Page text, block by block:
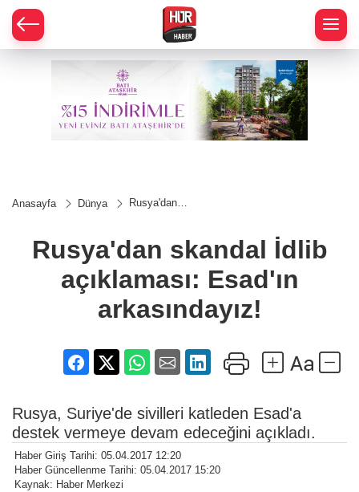
Anasayfa Dünya
Rusya'dan
Esad'ın
arkasındayız!
Rusya'dan skandal İdlib
açıklaması: Esad'ın
arkasındayız!
Rusya, Suriye'de sivilleri katleden Esad'a
destek vermeye devam edeceğini açıkladı.
Haber Giriş Tarihi: 05.04.2017 12:20
Haber Güncellenme Tarihi: 05.04.2017 15:20
Kaynak: Haber Merkezi